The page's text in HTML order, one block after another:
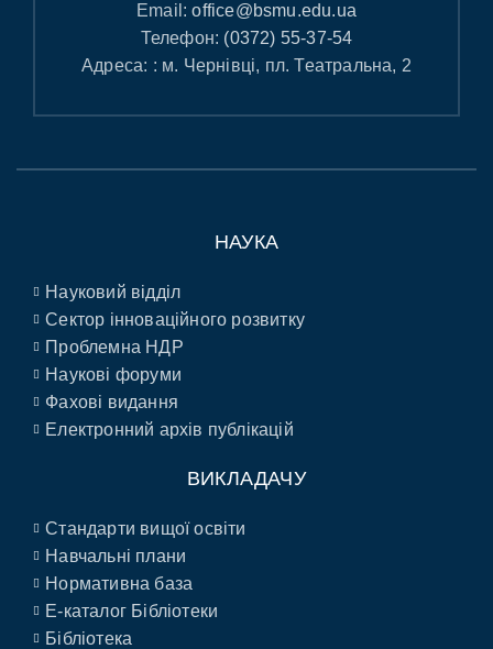
Email:office@bsmu.edu.ua
Телефон: (0372) 55-37-54
Адреса: : м. Чернівці, пл. Театральна, 2
НАУКА
Науковий відділ
Сектор інноваційного розвитку
Проблемна НДР
Наукові форуми
Фахові видання
Електронний архів публікацій
ВИКЛАДАЧУ
Стандарти вищої освіти
Навчальні плани
Нормативна база
E-каталог Бібліотеки
Бібліотека